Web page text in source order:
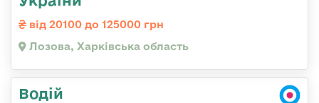
від 20100 до 125000 грн
Лозова, Харківська область
Водій